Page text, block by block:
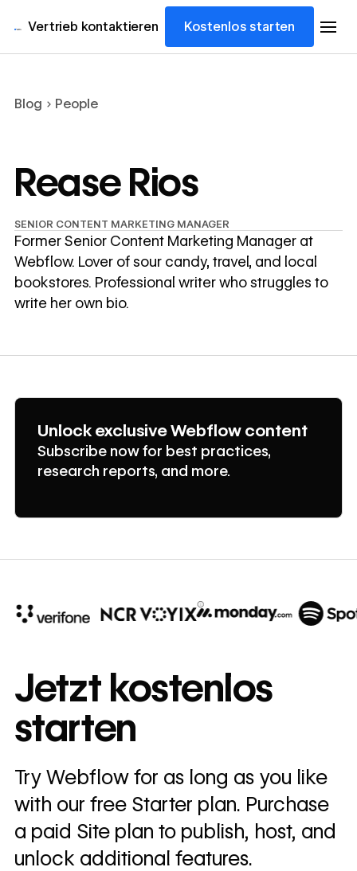
Vertrieb kontaktieren Kostenlos starten
Blog People
Rease Rios
SENIOR CONTENT MARKETING MANAGER
Former Senior Content Marketing Manager at
Webflow. Lover of sour candy, travel, and local
bookstores. Professional writer who struggles to
write her own bio.
Unlock exclusive Webflow content
Subscribe now for best practices,
research reports, and more.
In cost savings
annually
Read
story
Jetzt kostenlos
starten
Try Webflow for as long as you like
with our free Starter plan. Purchase
a paid Site plan to publish, host, and
unlock additional features.